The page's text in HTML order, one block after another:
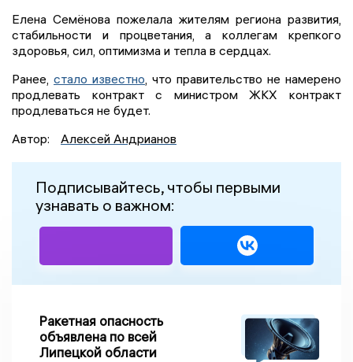
Елена Семёнова пожелала жителям региона развития,
стабильности и процветания, а коллегам крепкого
здоровья, сил, оптимизма и тепла в сердцах.
Ранее, стало известно, что правительство не намерено
продлевать контракт с министром ЖКХ контракт
продлеваться не будет.
Автор:
Алексей Андрианов
Подписывайтесь, чтобы первыми
узнавать о важном:
Ракетная опасность
объявлена по всей
Липецкой области